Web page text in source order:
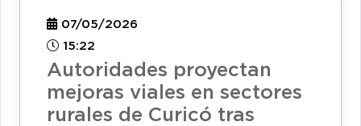
07/05/2026
15:22
Autoridades proyectan
mejoras viales en sectores
rurales de Curicó tras